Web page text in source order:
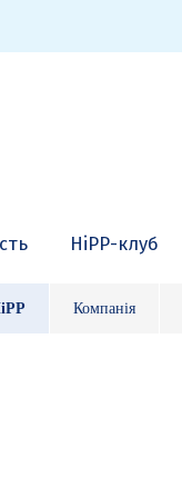
HiPP-клуб
Компанія